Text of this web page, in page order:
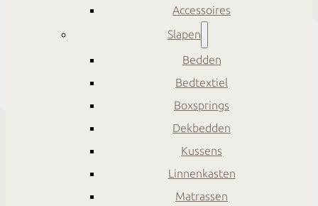
Accessoires
Slapen
Bedden
Bedtextiel
Boxsprings
Dekbedden
Kussens
Linnenkasten
Matrassen